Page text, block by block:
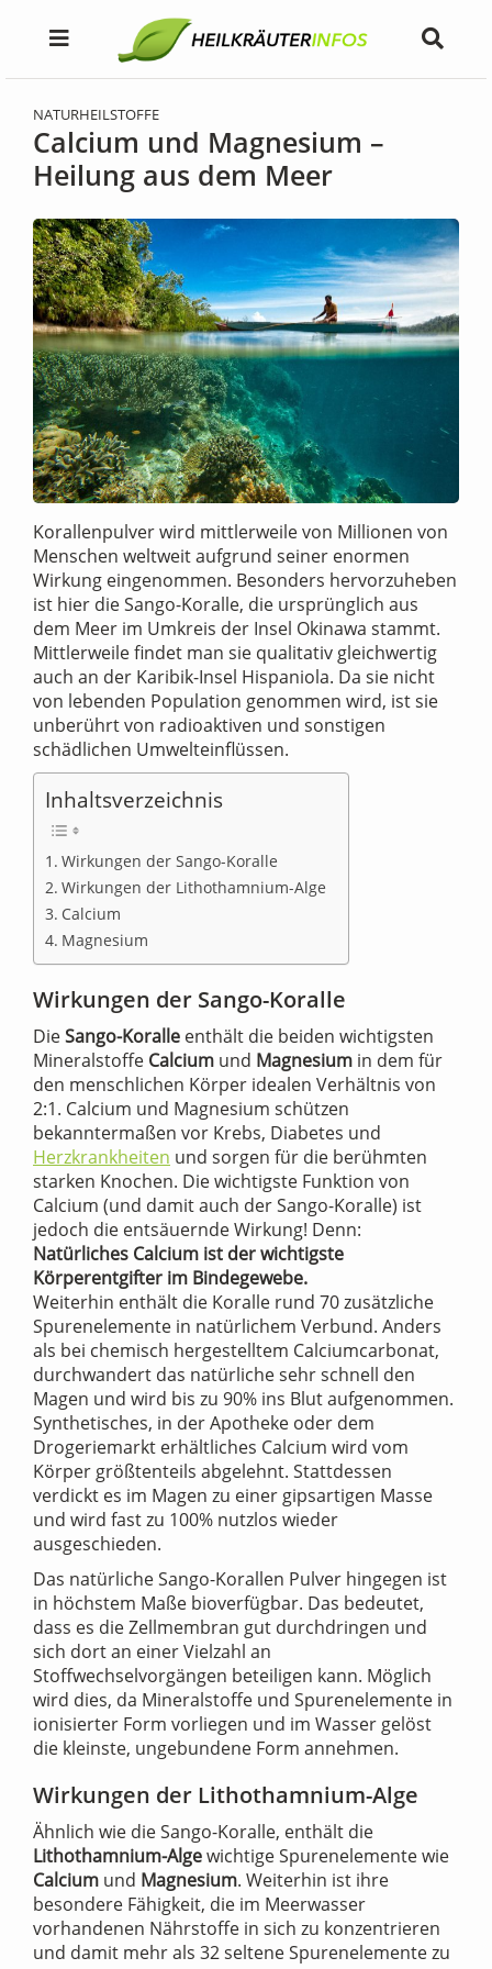
NATURHEILSTOFFE
Calcium und Magnesium –
Heilung aus dem Meer
Korallenpulver wird mittlerweile von Millionen von
Menschen weltweit aufgrund seiner enormen
Wirkung eingenommen. Besonders hervorzuheben
ist hier die Sango-Koralle, die ursprünglich aus
dem Meer im Umkreis der Insel Okinawa stammt.
Mittlerweile findet man sie qualitativ gleichwertig
auch an der Karibik-Insel Hispaniola. Da sie nicht
von lebenden Population genommen wird, ist sie
unberührt von radioaktiven und sonstigen
schädlichen Umwelteinflüssen.
Inhaltsverzeichnis
Wirkungen der Sango-Koralle
Wirkungen der Lithothamnium-Alge
Calcium
Magnesium
Wirkungen der Sango-Koralle
DieSango-Koralle enthält die beiden wichtigsten
Mineralstoffe Calcium und Magnesium in dem für
den menschlichen Körper idealen Verhältnis von
2:1. Calcium und Magnesium schützen
bekanntermaßen vor Krebs, Diabetes und
Herzkrankheiten und sorgen für die berühmten
starken Knochen. Die wichtigste Funktion von
Calcium (und damit auch der Sango-Koralle) ist
jedoch die entsäuernde Wirkung! Denn:
Natürliches Calcium ist der wichtigste
Körperentgifter im Bindegewebe.
Weiterhin enthält die Koralle rund 70 zusätzliche
Spurenelemente in natürlichem Verbund. Anders
als bei chemisch hergestelltem Calciumcarbonat,
durchwandert das natürliche sehr schnell den
Magen und wird bis zu 90% ins Blut aufgenommen.
Synthetisches, in der Apotheke oder dem
Drogeriemarkt erhältliches Calcium wird vom
Körper größtenteils abgelehnt. Stattdessen
verdickt es im Magen zu einer gipsartigen Masse
und wird fast zu 100% nutzlos wieder
ausgeschieden.
Das natürliche Sango-Korallen Pulver hingegen ist
in höchstem Maße bioverfügbar. Das bedeutet,
dass es die Zellmembran gut durchdringen und
sich dort an einer Vielzahl an
Stoffwechselvorgängen beteiligen kann. Möglich
wird dies, da Mineralstoffe und Spurenelemente in
ionisierter Form vorliegen und im Wasser gelöst
die kleinste, ungebundene Form annehmen.
Wirkungen der Lithothamnium-Alge
Ähnlich wie die Sango-Koralle, enthält die
Lithothamnium-Algewichtige Spurenelemente wie
Calcium und Magnesium. Weiterhin ist ihre
besondere Fähigkeit, die im Meerwasser
vorhandenen Nährstoffe in sich zu konzentrieren
und damit mehr als 32 seltene Spurenelemente zu